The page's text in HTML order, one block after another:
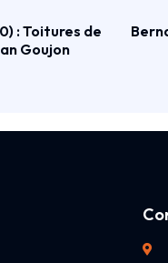
: Toitures de
Goujon